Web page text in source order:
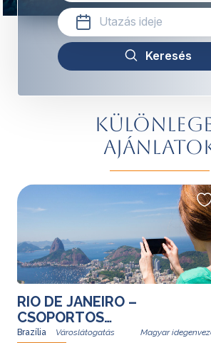
RIO DE JANEIRO –
CSOPORTOS
VÁROSLÁTOGATÁS
Brazília Magyar